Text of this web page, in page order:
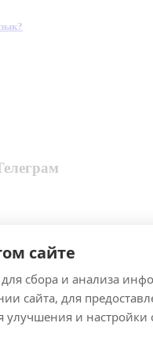
сайте
сбора и анализа
сайта, для
улучшения и
и советы,